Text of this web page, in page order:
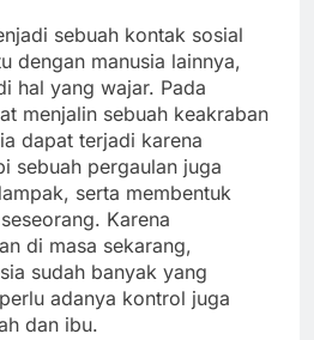
sebuah kontak sosial
dengan manusia lainnya,
hal yang wajar. Pada
menjalin sebuah keakraban
dapat terjadi karena
sebuah pergaulan juga
serta membentuk
Karena
di masa sekarang,
sudah banyak yang
adanya kontrol juga
dan ibu.